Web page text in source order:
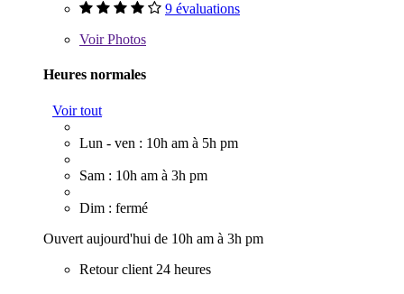
9 évaluations
VoirPhotos
Heures normales
Voir tout
Lun - ven : 10h am à 5h pm
Sam : 10h am à 3h pm
Dim : fermé
Ouvert aujourd'hui de 10h am à 3h pm
Retour client 24 heures